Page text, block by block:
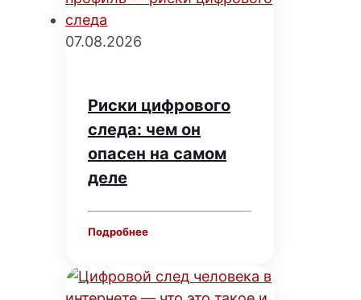
07.08.2026
Риски цифрового
следа: чем он
опасен на самом
деле
Подробнее